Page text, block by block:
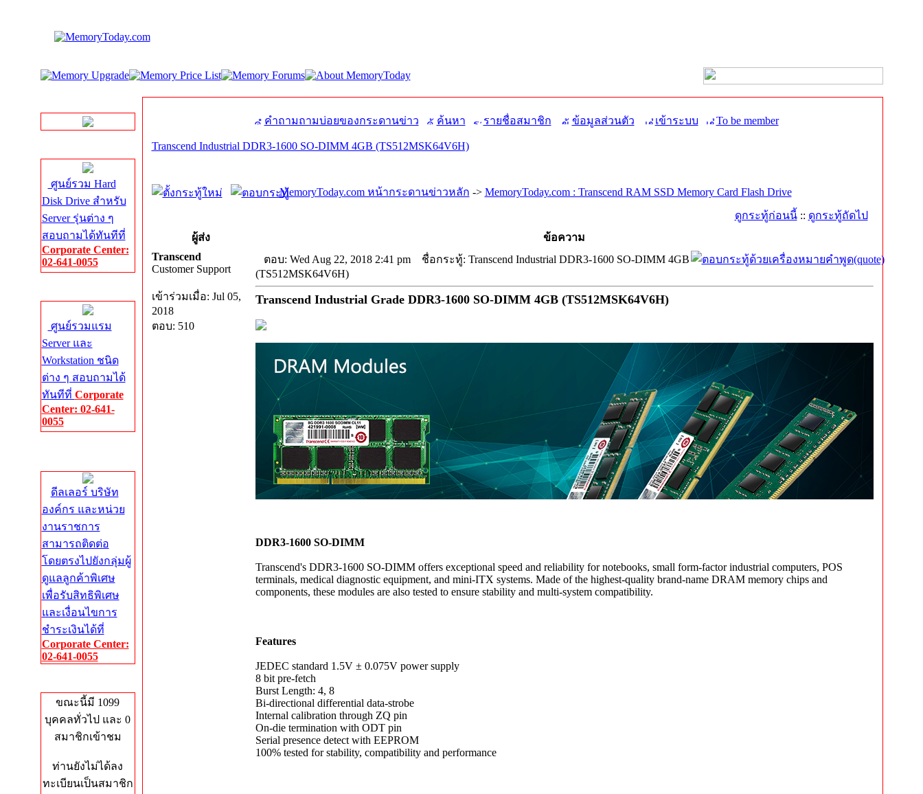
ศูนย์รวม Hard
Disk Drive สำหรับ
Server รุ่นต่าง ๆ
สอบถามได้ทันทีที่
Corporate Center:
02-641-0055
ศูนย์รวมแรม
Server และ
Workstation ชนิด
ต่าง ๆ สอบถามได้
ทันทีที่ Corporate
Center: 02-641-
0055
ดีลเลอร์ บริษัท
องค์กร และหน่วย
งานราชการ
สามารถติดต่อ
โดยตรงไปยังกลุ่มผู้
ดูแลลูกค้าพิเศษ
เพื่อรับสิทธิพิเศษ
และเงื่อนไขการ
ชำระเงินได้ที่
Corporate Center:
02-641-0055
ขณะนี้มี 1099
บุคคลทั่วไป และ 0
สมาชิกเข้าชม
ท่านยังไม่ได้ลง
ทะเบียนเป็นสมาชิก
คำถามถามบ่อยของกระดานข่าว ค้นหา รายชื่อสมาชิก ข้อมูลส่วนตัว เข้าระบบ To be member
Transcend Industrial DDR3-1600 SO-DIMM 4GB (TS512MSK64V6H)
MemoryToday.com หน้ากระดานข่าวหลัก -> MemoryToday.com : Transcend RAM SSD Memory Card Flash Drive
ดูกระทู้ก่อนนี้:: ดูกระทู้ถัดไป
ผู้ส่ง
ข้อความ
Transcend
Customer Support
เข้าร่วมเมื่อ: Jul 05,
2018
ตอบ: 510
ตอบ: Wed Aug 22, 2018 2:41 pm
ชื่อกระทู้: Transcend Industrial DDR3-1600 SO-DIMM 4GB
(TS512MSK64V6H)
Transcend Industrial Grade DDR3-1600 SO-DIMM 4GB (TS512MSK64V6H)
DDR3-1600 SO-DIMM
Transcend's DDR3-1600 SO-DIMM offers exceptional speed and reliability for notebooks, small form-factor industrial computers, POS
terminals, medical diagnostic equipment, and mini-ITX systems. Made of the highest-quality brand-name DRAM memory chips and
components, these modules are also tested to ensure stability and multi-system compatibility.
Features
JEDEC standard 1.5V ± 0.075V power supply
8 bit pre-fetch
Burst Length: 4, 8
Bi-directional differential data-strobe
Internal calibration through ZQ pin
On-die termination with ODT pin
Serial presence detect with EEPROM
100% tested for stability, compatibility and performance